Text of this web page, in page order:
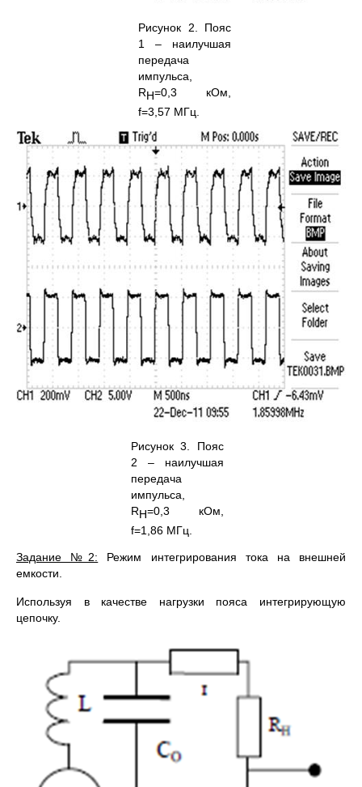
Рисунок 2. Пояс
1 – наилучшая
передача
импульса,
RH=0,3 кОм,
f=3,57 МГц.
Рисунок 3. Пояс
2 – наилучшая
передача
импульса,
RH=0,3 кОм,
f=1,86 МГц.
Задание №2: Режим интегрирования тока на внешней
емкости.
Используя в качестве нагрузки пояса интегрирующую
цепочку.